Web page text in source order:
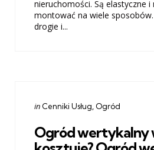
nieruchomości. Są elastyczne i
montować na wiele sposobów.
drogie i...
Categories
Posted
in Cenniki Usług Ogród
Ogród wertykalny